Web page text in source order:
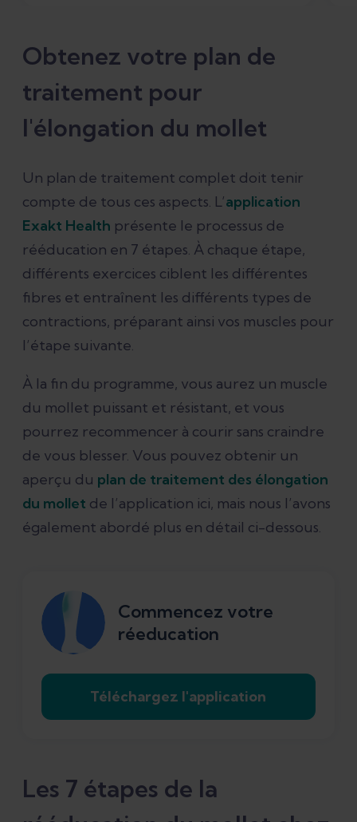
Obtenez votre plan de
traitement pour
l'élongation du mollet
Un plan de traitement complet doit tenir
compte de tous ces aspects. L’application
Exakt Health présente le processus de
rééducation en 7 étapes. À chaque étape,
différents exercices ciblent les différentes
fibres et entraînent les différents types de
contractions, préparant ainsi vos muscles pour
l’étape suivante.
À la fin du programme, vous aurez un muscle
du mollet puissant et résistant, et vous
pourrez recommencer à courir sans craindre
de vous blesser. Vous pouvez obtenir un
aperçu du plan de traitement des élongation
du mollet de l’application ici, mais nous l’avons
également abordé plus en détail ci-dessous.
Commencez votre
réeducation
Téléchargez l'application
Les 7 étapes de la